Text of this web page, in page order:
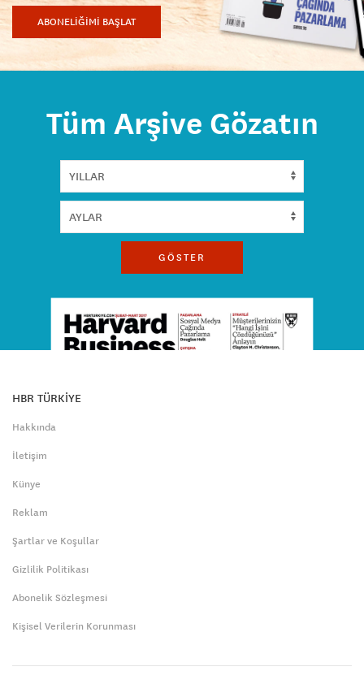
ABONELİĞİMİ BAŞLAT
Tüm Arşive Gözatın
GÖSTER
HBR TÜRKİYE
Hakkında
İletişim
Künye
Reklam
Şartlar ve Koşullar
Gizlilik Politikası
Abonelik Sözleşmesi
Kişisel Verilerin Korunması